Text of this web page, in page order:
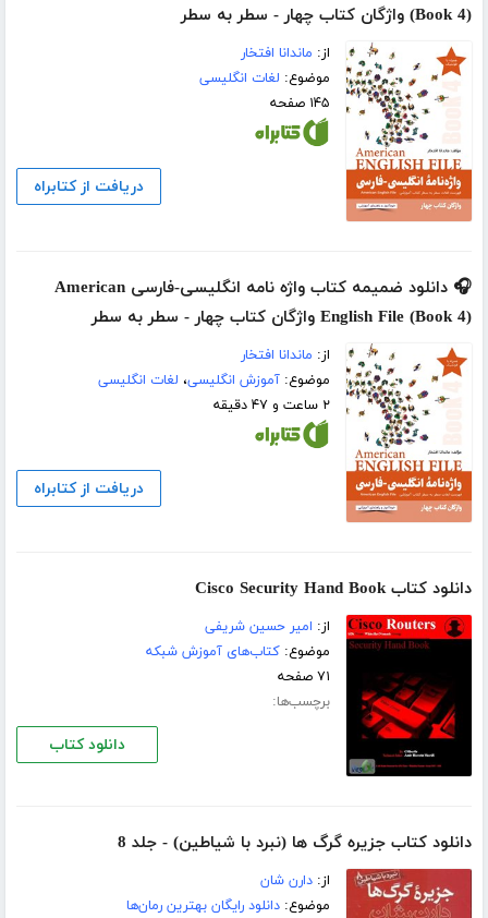
(Book 4) واژگان کتاب چهار - سطر به سطر
از: ماندانا افتخار
موضوع: لغات انگلیسی
۱۴۵ صفحه
دریافت از کتابراه
🎧 دانلود ضمیمه کتاب واژه نامه انگلیسی-فارسی American
English File (Book 4) واژگان کتاب چهار - سطر به سطر
از: ماندانا افتخار
موضوع:آموزش انگلیسی، لغات انگلیسی
۲ ساعت و ۴۷ دقیقه
دریافت از کتابراه
دانلود کتاب Cisco Security Hand Book
از: امیر حسین شریفی
موضوع:کتاب‌های آموزش شبکه
۷۱ صفحه
برچسب‌ها:
دانلود کتاب
دانلود کتاب جزیره گرگ ها (نبرد با شیاطین) - جلد 8
از:دارن شان
موضوع:دانلود رایگان بهترین رمان‌ها